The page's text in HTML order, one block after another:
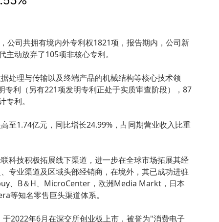
公司共拥有境内外专利权1821项，报告期内，公司新
动放弃了105项非核心专利。
处理与传输以及终端产品的机械结构等核心技术领
专利（另有221项发明专利正处于实质审查阶段），87
利。
至1.74亿元，同比增长24.99%，占同期营业收入比重
科技积极拓展线下渠道，进一步在全球市场拓展其经
专业渠道及区域头部经销商，在境外，其已成功进驻
、B＆H、MicroCenter，欧洲Media Markt，日本
等知名零售巨头渠道体系。
2022年6月在深交所创业板上市，被誉为"消费电子